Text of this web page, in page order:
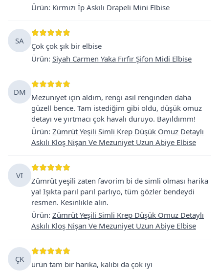
Ürün: Kırmızı İp Askılı Drapeli Mini Elbise
SA
Çok çok şık bir elbise
Ürün: Siyah Carmen Yaka Fırfır Şifon Midi Elbise
DM
Mezuniyet için aldım, rengi asıl renginden daha
güzell bence. Tam istediğim gibi oldu, düşük omuz
detayı ve yırtmacı çok havalı duruyo. Bayıldımm!
Ürün: Zümrüt Yeşili Simli Krep Düşük Omuz Detaylı
Askılı Kloş Nişan Ve Mezuniyet Uzun Abiye Elbise
VI
Zümrüt yeşili zaten favorim bi de simli olması harika
ya! Işıkta parıl parıl parlıyo, tüm gözler bendeydi
resmen. Kesinlikle alın.
Ürün: Zümrüt Yeşili Simli Krep Düşük Omuz Detaylı
Askılı Kloş Nişan Ve Mezuniyet Uzun Abiye Elbise
ÇK
ürün tam bir harika, kalıbı da çok iyi